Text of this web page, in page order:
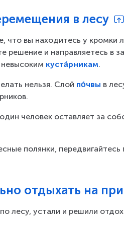
в лесу
что вы находитесь у
решение и направляетесь в
куста́рникам.
нельзя. Слой по́чвы в
человек оставляет за
полянки,
отдыхать на
лесу, устали и решили